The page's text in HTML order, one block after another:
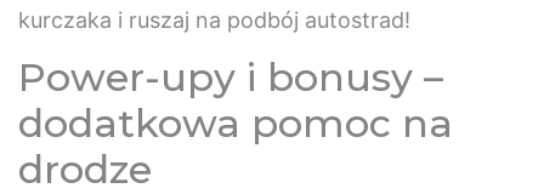
kurczaka i ruszaj na podbój autostrad!
Power-upy i bonusy –
dodatkowa pomoc na
drodze